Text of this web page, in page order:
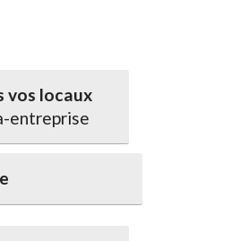
vos locaux
entreprise